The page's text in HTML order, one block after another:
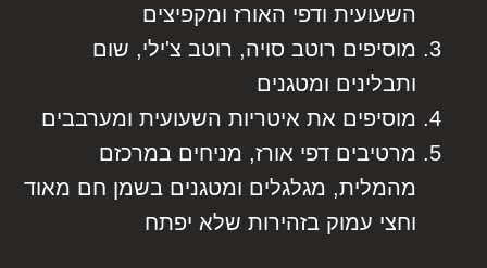
השעועית ודפי האורז ומקפיצים
מוסיפים רוטב סויה, רוטב צ'ילי, שום
ותבלינים ומטגנים
מוסיפים את איטריות השעועית ומערבבים
מרטיבים דפי אורז, מניחים במרכזם
מהמלית, מגלגלים ומטגנים בשמן חם מאוד
וחצי עמוק בזהירות שלא יפתח